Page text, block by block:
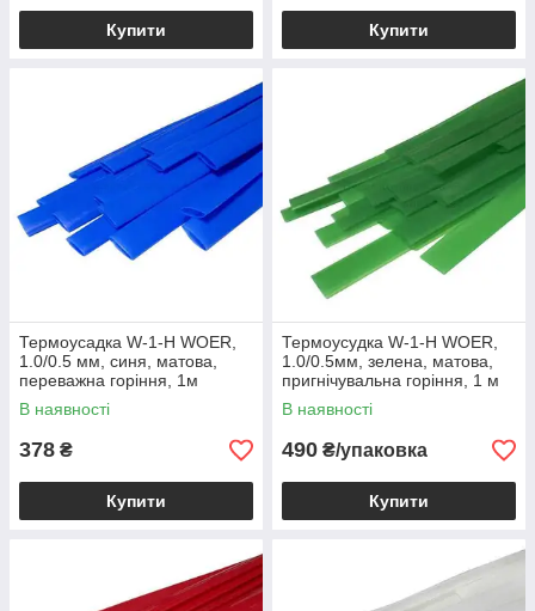
Купити Купити
Термоусадка W-1-H WOER,
1.0/0.5 мм, синя, матова,
переважна горіння, 1м
(1уп/100м)
В наявності
378 ₴
Купити
Термоусудка W-1-H WOER,
1.0/0.5мм, зелена, матова,
пригнічувальна горіння, 1 м
(1уп/100 м)
В наявності
490 ₴/упаковка
Купити